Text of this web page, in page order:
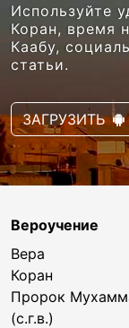
Используйте
Коран, время
Каабу,
статьи.
ЗАГРУЗИТЬ
Вероучение
Вера
Коран
Пророк
(с.г.в.)